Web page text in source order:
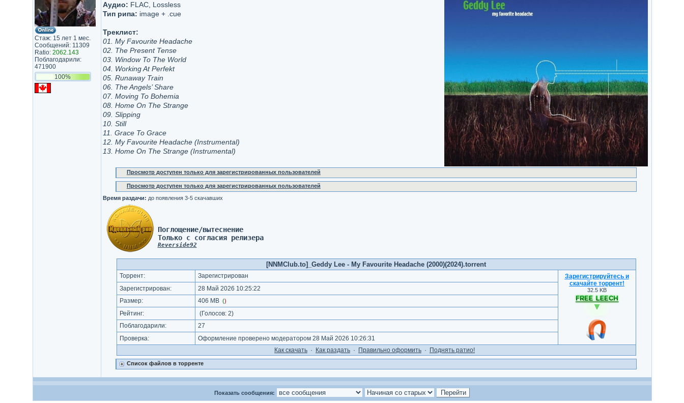
Стаж: 15 лет 1 мес.
Сообщений: 11309
Ratio: 2062.143
Поблагодарили:
471900
100%
Аудио: FLAC, Lossless
Тип рипа: image + .cue
Треклист:
01. My Favourite Headache
02. The Present Tense
03. Window To The World
04. Working At Perfekt
05. Runaway Train
06. The Angels’ Share
07. Moving To Bohemia
08. Home On The Strange
09. Slipping
10. Still
11. Grace To Grace
12. My Favourite Headache (Instrumental)
13. Home On The Strange (Instrumental)
Просмотр доступен только для зарегистрированных пользователей
Просмотр доступен только для зарегистрированных пользователей
Время раздачи: до появления 3-5 скачавших
Поглощение/вытеснение
Только с согласия релизера
Reverside92
[NNMClub.to]_Geddy Lee - My Favourite Headache (2000)(2024).torrent
Торрент: Зарегистрирован
Зарегистрируйтесь и
скачайте торрент!
32.5 KB
Зарегистрирован:
28 Май 2026 10:25:22
Размер:
406 MB ()
Рейтинг: (Голосов: 2)
Поблагодарили:
27
Проверка:
Оформление проверено модератором 28 Май 2026 10:26:31
Как cкачать · Как раздать · Правильно оформить · Поднять ратио!
Список файлов в торренте
Показать сообщения: